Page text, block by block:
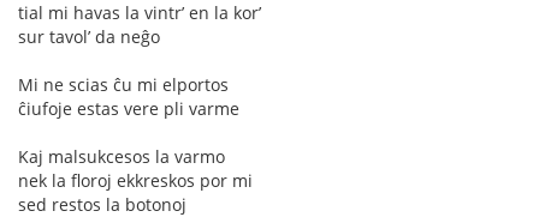
tial mi havas la vintr’ en la kor’
sur tavol’ da neĝo
Mi ne scias ĉu mi elportos
ĉiufoje estas vere pli varme
Kaj malsukcesos la varmo
nek la floroj ekkreskos por mi
sed restos la botonoj